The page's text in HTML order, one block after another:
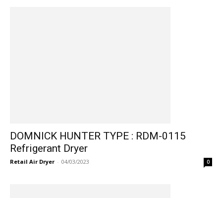
DOMNICK HUNTER TYPE : RDM-0115
Refrigerant Dryer
Retail Air Dryer - 04/03/2023 0